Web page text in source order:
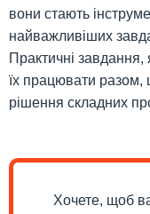
вони стають
найважливіших
Практичні завдання,
їх працювати разом,
рішення складних
Хочете, щоб